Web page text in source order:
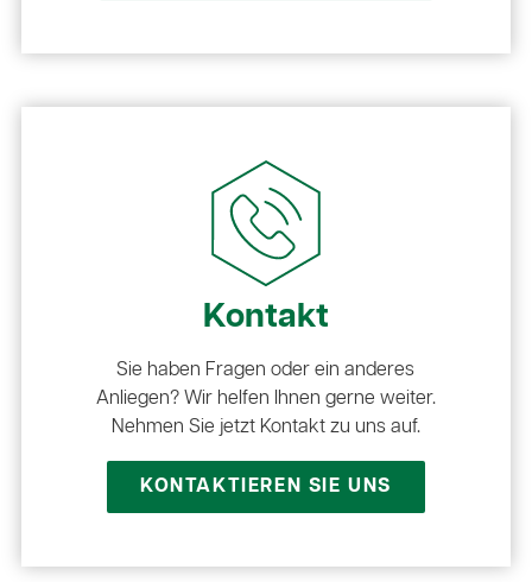
Kontakt
Sie haben Fragen oder ein anderes
Anliegen? Wir helfen Ihnen gerne weiter.
Nehmen Sie jetzt Kontakt zu uns auf.
KONTAKTIEREN SIE UNS